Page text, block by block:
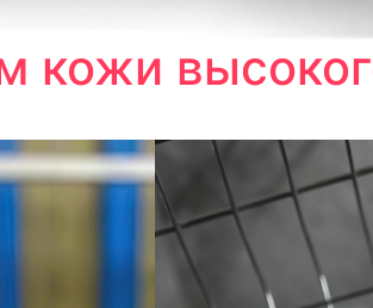
кожи